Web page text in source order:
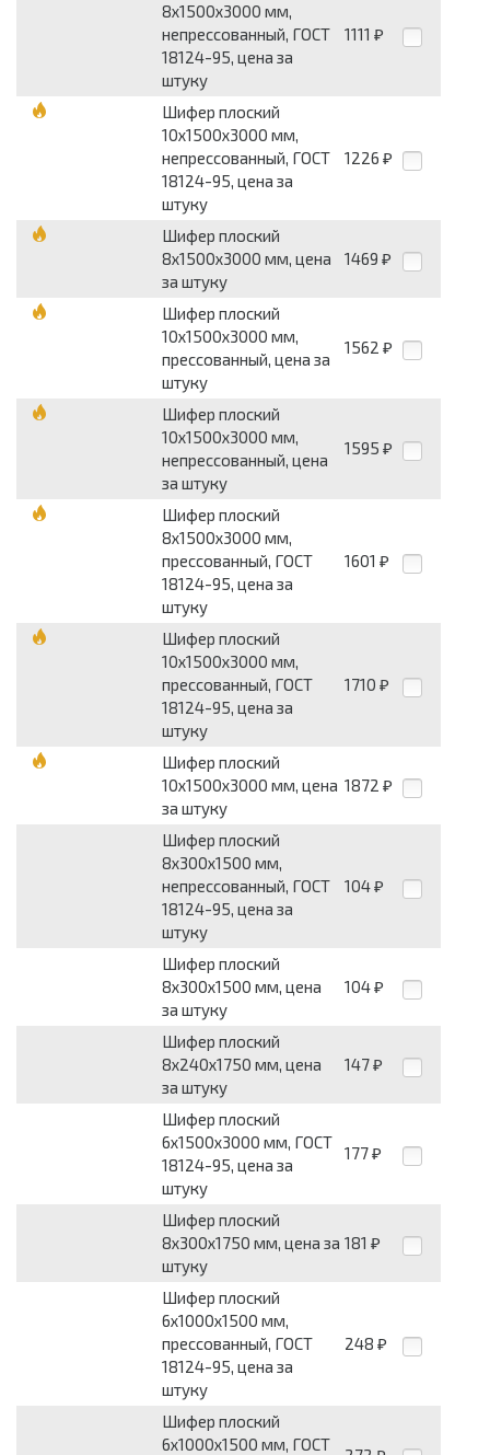
8х1500х3000 мм,
непрессованный, ГОСТ
18124-95, цена за
штуку
1111 ₽
Шифер плоский
10х1500х3000 мм,
непрессованный, ГОСТ
18124-95, цена за
штуку
1226 ₽
Шифер плоский
8х1500х3000 мм, цена
за штуку
1469 ₽
Шифер плоский
10х1500х3000 мм,
прессованный, цена за
штуку
1562 ₽
Шифер плоский
10х1500х3000 мм,
непрессованный, цена
за штуку
1595 ₽
Шифер плоский
8х1500х3000 мм,
прессованный, ГОСТ
18124-95, цена за
штуку
1601 ₽
Шифер плоский
10х1500х3000 мм,
прессованный, ГОСТ
18124-95, цена за
штуку
1710 ₽
Шифер плоский
10х1500х3000 мм, цена
за штуку
1872 ₽
Шифер плоский
8х300х1500 мм,
непрессованный, ГОСТ
18124-95, цена за
штуку
104 ₽
Шифер плоский
8х300х1500 мм, цена
за штуку
104 ₽
Шифер плоский
8х240х1750 мм, цена
за штуку
147 ₽
Шифер плоский
6х1500х3000 мм, ГОСТ
18124-95, цена за
штуку
177 ₽
Шифер плоский
8х300х1750 мм, цена за
штуку
181 ₽
Шифер плоский
6х1000х1500 мм,
прессованный, ГОСТ
18124-95, цена за
штуку
248 ₽
Шифер плоский
6х1000х1500 мм, ГОСТ